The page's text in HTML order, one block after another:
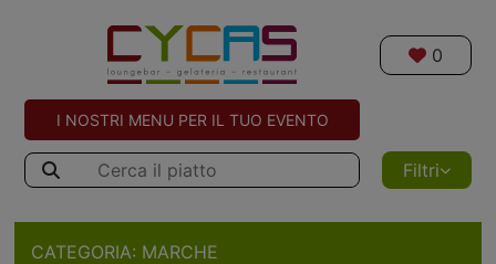
0
I NOSTRI MENU PER IL TUO EVENTO
Filtri
CATEGORIA: MARCHE